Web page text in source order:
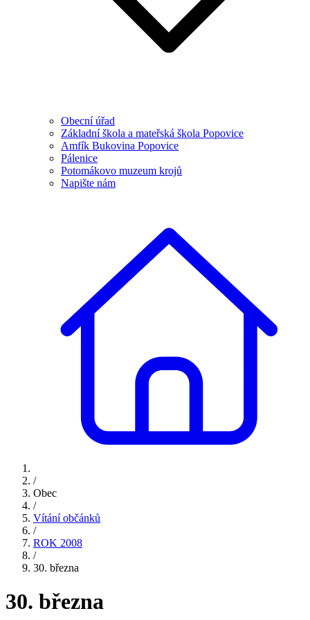
Obecní úřad
Základní škola a mateřská škola Popovice
Amfík Bukovina Popovice
Pálenice
Potomákovo muzeum krojů
Napište nám
/
Obec
/
Vítání občánků
/
ROK 2008
/
30. března
30. března